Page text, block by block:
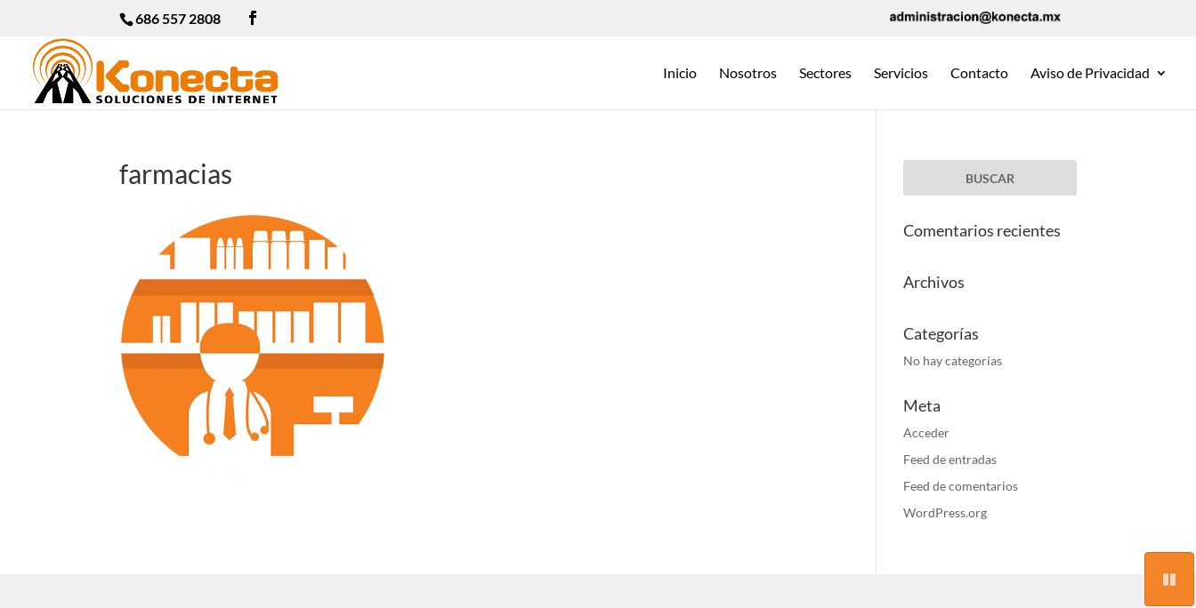
686 557 2808
Inicio Nosotros Sectores Servicios Contacto Aviso de Privacidad
farmacias
Comentarios recientes
Archivos
Categorías
No hay categorías
Meta
Acceder
Feed de entradas
Feed de comentarios
WordPress.org